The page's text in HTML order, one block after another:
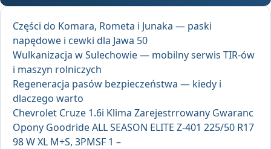
Części do Komara, Rometa i Junaka — paski
napędowe i cewki dla Jawa 50
Wulkanizacja w Sulechowie — mobilny serwis TIR-ów
i maszyn rolniczych
Regeneracja pasów bezpieczeństwa — kiedy i
dlaczego warto
Chevrolet Cruze 1.6i Klima Zarejestrrowany Gwaranc
Opony Goodride ALL SEASON ELITE Z-401 225/50 R17
98 W XL M+S, 3PMSF 1 –